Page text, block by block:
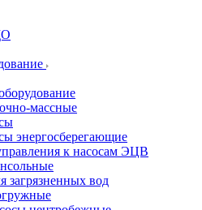
массные
энергосберегающие
к насосам ЭЦВ
загрязненных вод